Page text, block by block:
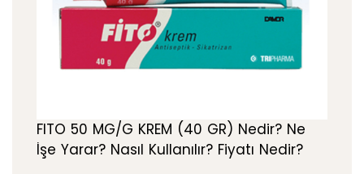
FITO 50 MG/G KREM (40 GR) Nedir? Ne
İşe Yarar? Nasıl Kullanılır? Fiyatı Nedir?